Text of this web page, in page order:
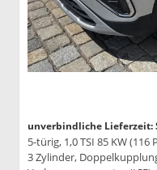
unverbindliche Lieferzeit:
5-türig, 1,0 TSI 85 KW (116
3 Zylinder,